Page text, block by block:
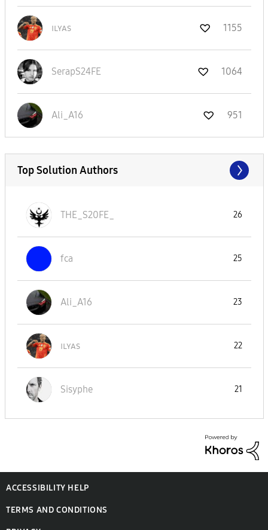
ɪʟʏᴀs 1155
SerapS24FE 1064
Ali_A16 951
Top Solution Authors
THE_S20FE_ 26
fca 25
Ali_A16 23
ɪʟʏᴀs 22
Sisyphe 21
ACCESSIBILITY HELP
TERMS AND CONDITIONS